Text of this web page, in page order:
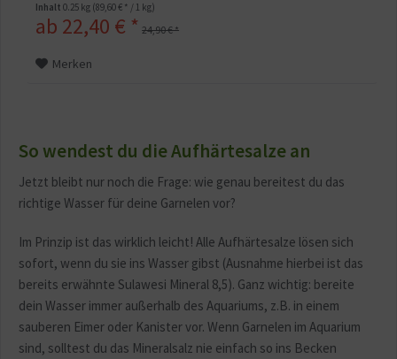
und Farbenpracht der bekannten Garnelenarten aus dieser
Region und wird erfolgreich von...
Inhalt0.25 kg (89,60 € * / 1 kg)
ab 22,40 € * 24,90 € *
Merken
So wendest du die Aufhärtesalze an
Jetzt bleibt nur noch die Frage: wie genau bereitest du das
richtige Wasser für deine Garnelen vor?
Im Prinzip ist das wirklich leicht! Alle Aufhärtesalze lösen sich
sofort, wenn du sie ins Wasser gibst (Ausnahme hierbei ist das
bereits erwähnte Sulawesi Mineral 8,5). Ganz wichtig: bereite
dein Wasser immer außerhalb des Aquariums, z.B. in einem
sauberen Eimer oder Kanister vor. Wenn Garnelen im Aquarium
sind, solltest du das Mineralsalz nie einfach so ins Becken